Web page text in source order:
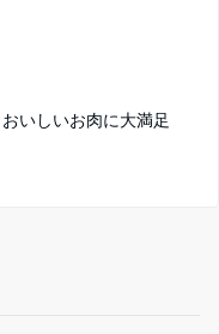
いしいお肉に大満足